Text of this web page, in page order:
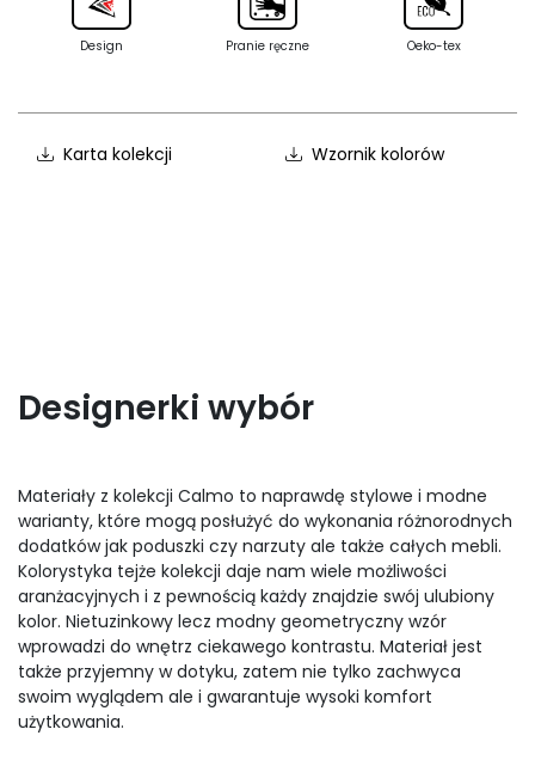
Design Pranie ręczne Oeko-tex
Karta kolekcji Wzornik kolorów
Designerki wybór
Materiały z kolekcji Calmo to naprawdę stylowe i modne
warianty, które mogą posłużyć do wykonania różnorodnych
dodatków jak poduszki czy narzuty ale także całych mebli.
Kolorystyka tejże kolekcji daje nam wiele możliwości
aranżacyjnych i z pewnością każdy znajdzie swój ulubiony
kolor. Nietuzinkowy lecz modny geometryczny wzór
wprowadzi do wnętrz ciekawego kontrastu. Materiał jest
także przyjemny w dotyku, zatem nie tylko zachwyca
swoim wyglądem ale i gwarantuje wysoki komfort
użytkowania.